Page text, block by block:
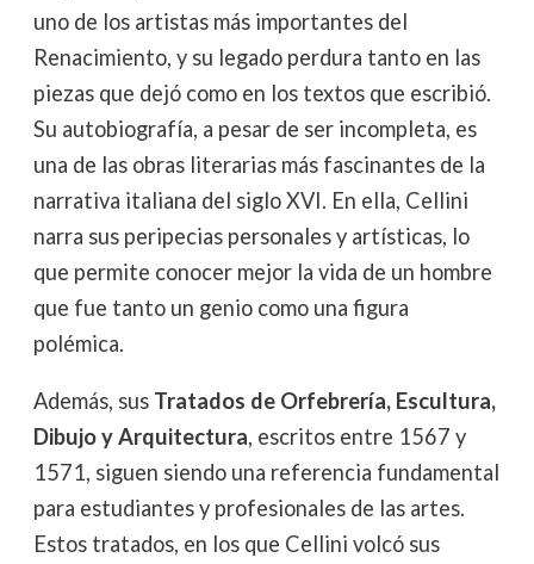
uno de los artistas más importantes del
Renacimiento, y su legado perdura tanto en las
piezas que dejó como en los textos que escribió.
Su autobiografía, a pesar de ser incompleta, es
una de las obras literarias más fascinantes de la
narrativa italiana del siglo XVI. En ella, Cellini
narra sus peripecias personales y artísticas, lo
que permite conocer mejor la vida de un hombre
que fue tanto un genio como una figura
polémica.
Además, sus Tratados de Orfebrería, Escultura,
Dibujo y Arquitectura, escritos entre 1567 y
1571, siguen siendo una referencia fundamental
para estudiantes y profesionales de las artes.
Estos tratados, en los que Cellini volcó sus